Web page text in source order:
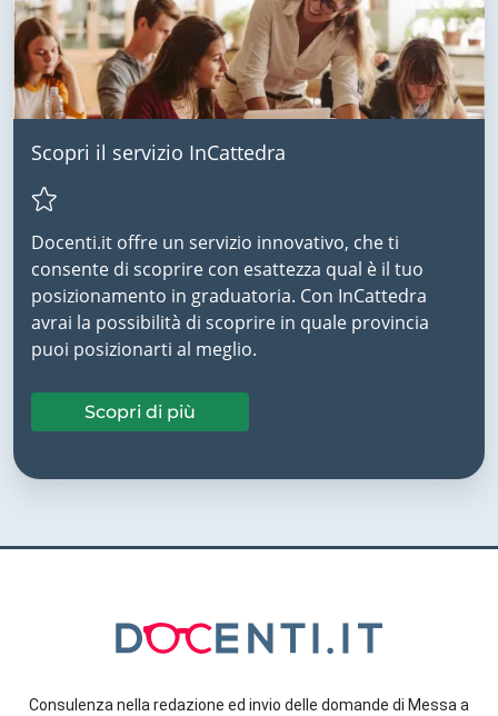
Scopri il servizio InCattedra
Docenti.it offre un servizio innovativo, che ti
consente di scoprire con esattezza qual è il tuo
posizionamento in graduatoria. Con InCattedra
avrai la possibilità di scoprire in quale provincia
puoi posizionarti al meglio.
Scopri di più
Consulenza nella redazione ed invio delle domande di Messa a